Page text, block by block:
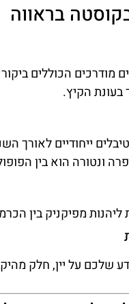
בקוסטה בראווה
מודרכים הכוללים
הקיץ.
ייחודיים לאורך
ונטורה הוא בין
מפיקניק בין
על יין, חלק